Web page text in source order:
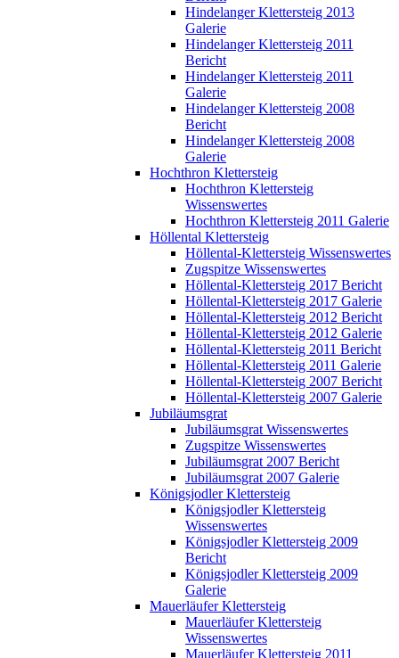
Hindelanger Klettersteig 2013
Galerie
Hindelanger Klettersteig 2011
Bericht
Hindelanger Klettersteig 2011
Galerie
Hindelanger Klettersteig 2008
Bericht
Hindelanger Klettersteig 2008
Galerie
Hochthron Klettersteig
Hochthron Klettersteig
Wissenswertes
Hochthron Klettersteig 2011 Galerie
Höllental Klettersteig
Höllental-Klettersteig Wissenswertes
Zugspitze Wissenswertes
Höllental-Klettersteig 2017 Bericht
Höllental-Klettersteig 2017 Galerie
Höllental-Klettersteig 2012 Bericht
Höllental-Klettersteig 2012 Galerie
Höllental-Klettersteig 2011 Bericht
Höllental-Klettersteig 2011 Galerie
Höllental-Klettersteig 2007 Bericht
Höllental-Klettersteig 2007 Galerie
Jubiläumsgrat
Jubiläumsgrat Wissenswertes
Zugspitze Wissenswertes
Jubiläumsgrat 2007 Bericht
Jubiläumsgrat 2007 Galerie
Königsjodler Klettersteig
Königsjodler Klettersteig
Wissenswertes
Königsjodler Klettersteig 2009
Bericht
Königsjodler Klettersteig 2009
Galerie
Mauerläufer Klettersteig
Mauerläufer Klettersteig
Wissenswertes
Mauerläufer Klettersteig 2011